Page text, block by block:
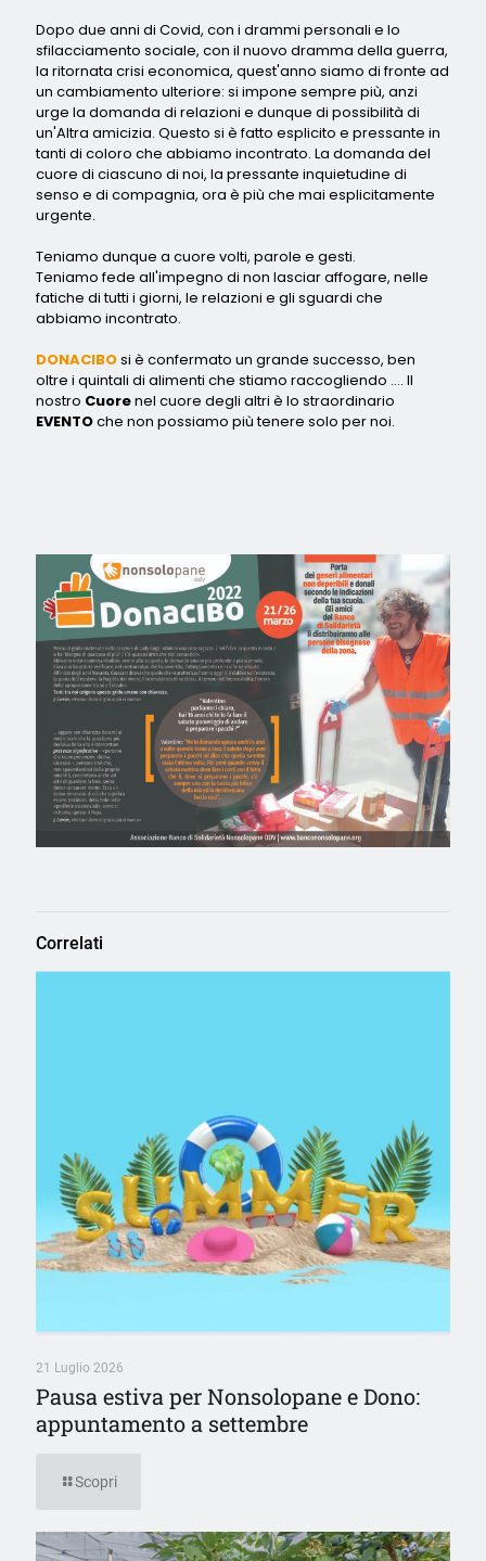
Dopo due anni di Covid, con i drammi personali e lo
sfilacciamento sociale, con il nuovo dramma della guerra,
la ritornata crisi economica, quest'anno siamo di fronte ad
un cambiamento ulteriore: si impone sempre più, anzi
urge la domanda di relazioni e dunque di possibilità di
un'Altra amicizia. Questo si è fatto esplicito e pressante in
tanti di coloro che abbiamo incontrato. La domanda del
cuore di ciascuno di noi, la pressante inquietudine di
senso e di compagnia, ora è più che mai esplicitamente
urgente.
Teniamo dunque a cuore volti, parole e gesti.
Teniamo fede all'impegno di non lasciar affogare, nelle
fatiche di tutti i giorni, le relazioni e gli sguardi che
abbiamo incontrato.
DONACIBOsi è confermato un grande successo, ben
oltre i quintali di alimenti che stiamo raccogliendo .... Il
nostro Cuorenel cuore degli altri è lo straordinario
EVENTOche non possiamo più tenere solo per noi.
Correlati
21 Luglio 2026
Pausa estiva per Nonsolopane e Dono:
appuntamento a settembre
Scopri